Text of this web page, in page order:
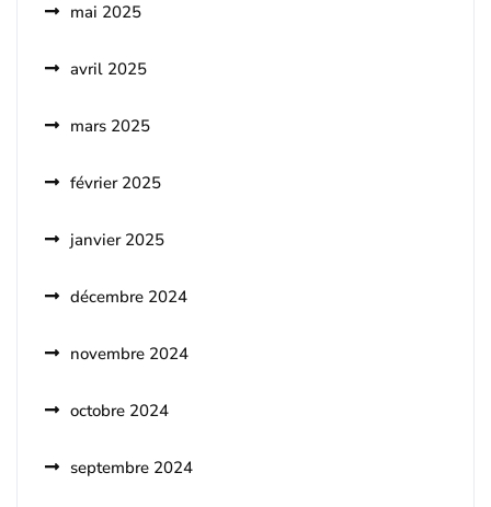
mai 2025
avril 2025
mars 2025
février 2025
janvier 2025
décembre 2024
novembre 2024
octobre 2024
septembre 2024